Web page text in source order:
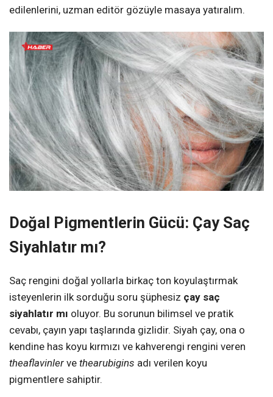
edilenlerini, uzman editör gözüyle masaya yatıralım.
Doğal Pigmentlerin Gücü: Çay Saç
Siyahlatır mı?
Saç rengini doğal yollarla birkaç ton koyulaştırmak
isteyenlerin ilk sorduğu soru şüphesiz çay saç
siyahlatır mı oluyor. Bu sorunun bilimsel ve pratik
cevabı, çayın yapı taşlarında gizlidir. Siyah çay, ona o
kendine has koyu kırmızı ve kahverengi rengini veren
theaflavinler ve thearubigins adı verilen koyu
pigmentlere sahiptir.